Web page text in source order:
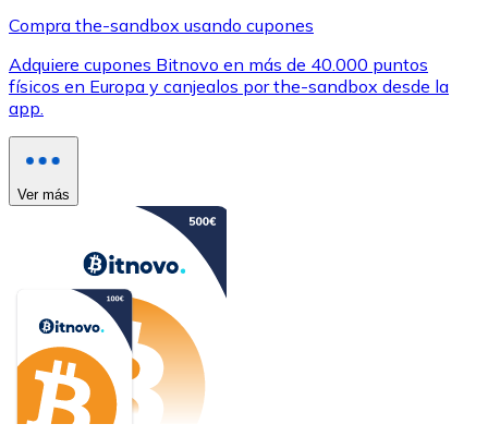
Compra the-sandbox usando cupones
Adquiere cupones Bitnovo en más de 40.000 puntos
físicos en Europa y canjealos por the-sandbox desde la
app.
Ver más